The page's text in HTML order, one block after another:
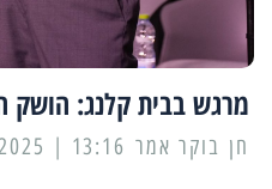
מרגש בבית קלנג: הושק
13:16 | 31/03/2025